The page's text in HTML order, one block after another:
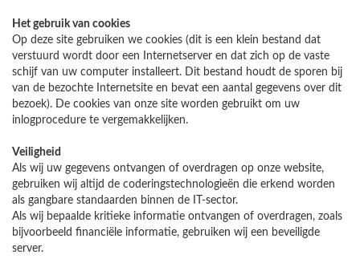
Het gebruik van cookies
Op deze site gebruiken we cookies (dit is een klein bestand dat
verstuurd wordt door een Internetserver en dat zich op de vaste
schijf van uw computer installeert. Dit bestand houdt de sporen bij
van de bezochte Internetsite en bevat een aantal gegevens over dit
bezoek). De cookies van onze site worden gebruikt om uw
inlogprocedure te vergemakkelijken.
Veiligheid
Als wij uw gegevens ontvangen of overdragen op onze website,
gebruiken wij altijd de coderingstechnologieën die erkend worden
als gangbare standaarden binnen de IT-sector.
Als wij bepaalde kritieke informatie ontvangen of overdragen, zoals
bijvoorbeeld financiële informatie, gebruiken wij een beveiligde
server.